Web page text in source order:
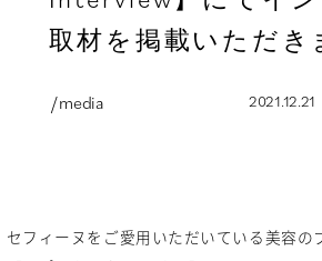
取材を掲載いただき
/ media 2021.12.21
セフィーヌをご愛用いただいている美容の